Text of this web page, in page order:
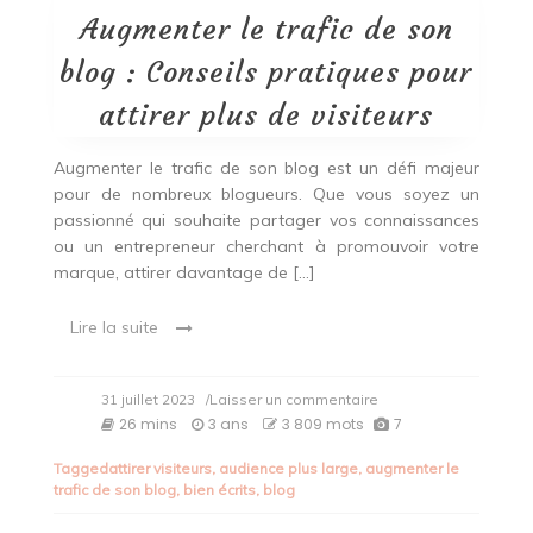
Augmenter le trafic de son
blog : Conseils pratiques pour
attirer plus de visiteurs
Augmenter le trafic de son blog est un défi majeur
pour de nombreux blogueurs. Que vous soyez un
passionné qui souhaite partager vos connaissances
ou un entrepreneur cherchant à promouvoir votre
marque, attirer davantage de […]
Lire la suite
31 juillet 2023 /Laisser un commentaire
Augmenter
trafic
26 mins 3 ans 3 809 mots 7
Taggedattirer visiteurs, audience plus large, augmenter le
trafic de son blog, bien écrits, blog